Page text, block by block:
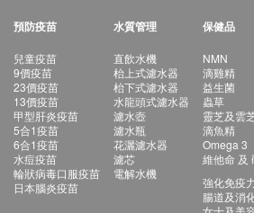
預防疫苗
兒童疫苗
9價疫苗
23價疫苗
13價疫苗
甲型肝炎疫苗
5合1疫苗
6合1疫苗
水痘疫苗
輪狀病毒口服疫苗
日本腦炎疫苗
水質管理
直飲水機
枱上式濾水器
枱下式濾水器
水龍頭式濾水器
濾水壺
濾水瓶
花灑濾水器
濾芯
電解水機
保健品
NMN
滴雞精
益生菌
蟲草
靈芝及雲
滴魚精
Omega 3
維他命 及
強化免疫力
腸道及消